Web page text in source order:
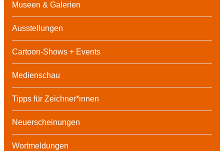
Museen & Galerien
Ausstellungen
Cartoon-Shows + Events
Medienschau
Tipps für Zeichner*innen
Neuerscheinungen
Wortmeldungen